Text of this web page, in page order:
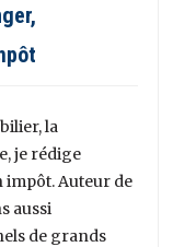
la
je rédige
impôt. Auteur de
aussi
de grands